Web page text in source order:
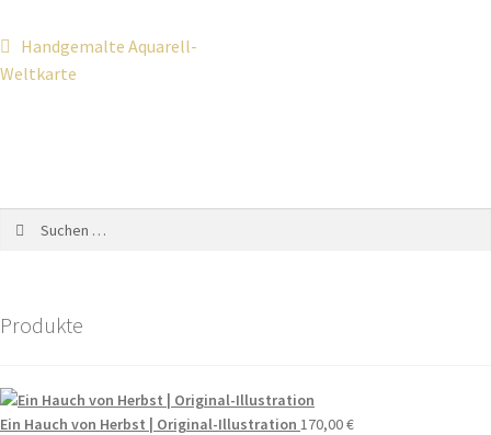
Handgemalte Aquarell-
Weltkarte
Produkte
Ein Hauch von Herbst | Original-Illustration 170,00€